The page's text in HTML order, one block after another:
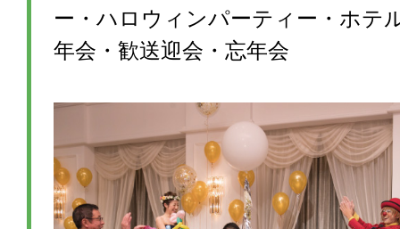
ー・ハロウィンパーティー・ホテ
年会・歓送迎会・忘年会